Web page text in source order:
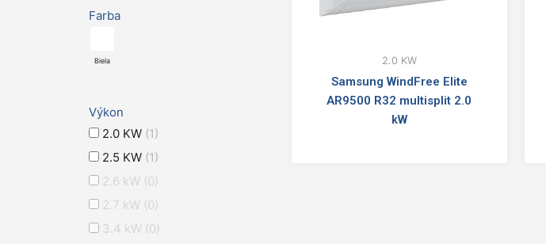
Farba
Biela
Výkon
2.0 KW (1)
2.5 KW (1)
2.6 kW (0)
2.7 kW (0)
3.4 kW (0)
2.0 KW
Samsung WindFree Elite
AR9500 R32 multisplit 2.0
kW